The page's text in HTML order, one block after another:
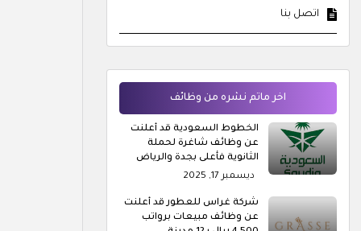
اتصل بنا
اخر ماتم نشره من وظائف
الخطوط السعودية قد أعلنت
عن وظائف شاغرة لحملة
الثانوية فأعلى بجدة والرياض
ديسمبر 17, 2025
شركة غراس للعطور قد أعلنت
عن وظائف مبيعات برواتب